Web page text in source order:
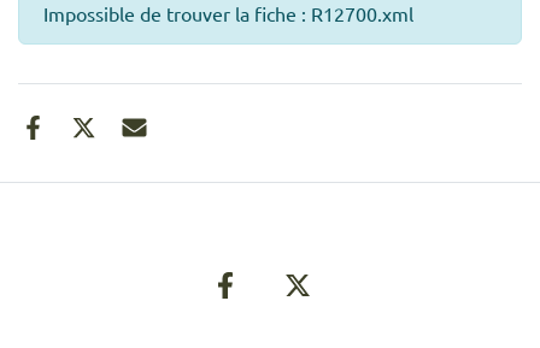
Impossible de trouver la fiche : R12700.xml